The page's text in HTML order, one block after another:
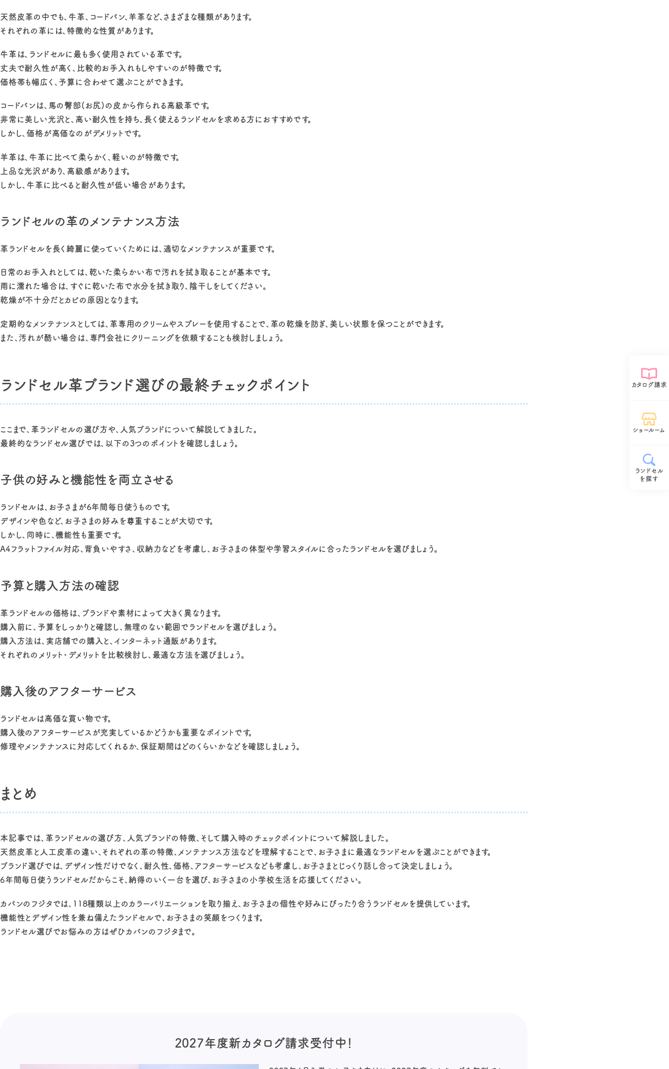
カタログ請求
ショールーム
ランドセル
を探す
天然皮革の中でも、牛革、コードバン、羊革など、さまざまな種類があります。
それぞれの革には、特徴的な性質があります。
牛革は、ランドセルに最も多く使用されている革です。
丈夫で耐久性が高く、比較的お手入れもしやすいのが特徴です。
価格帯も幅広く、予算に合わせて選ぶことができます。
コードバンは、馬の臀部(お尻)の皮から作られる高級革です。
非常に美しい光沢と、高い耐久性を持ち、長く使えるランドセルを求める方におすすめです。
しかし、価格が高価なのがデメリットです。
羊革は、牛革に比べて柔らかく、軽いのが特徴です。
上品な光沢があり、高級感があります。
しかし、牛革に比べると耐久性が低い場合があります。
ランドセルの革のメンテナンス方法
革ランドセルを長く綺麗に使っていくためには、適切なメンテナンスが重要です。
日常のお手入れとしては、乾いた柔らかい布で汚れを拭き取ることが基本です。
雨に濡れた場合は、すぐに乾いた布で水分を拭き取り、陰干しをしてください。
乾燥が不十分だとカビの原因となります。
定期的なメンテナンスとしては、革専用のクリームやスプレーを使用することで、革の乾燥を防ぎ、美しい状態を保つことができます。
また、汚れが酷い場合は、専門会社にクリーニングを依頼することも検討しましょう。
ランドセル革ブランド選びの最終チェックポイント
ここまで、革ランドセルの選び方や、人気ブランドについて解説してきました。
最終的なランドセル選びでは、以下の3つのポイントを確認しましょう。
子供の好みと機能性を両立させる
ランドセルは、お子さまが6年間毎日使うものです。
デザインや色など、お子さまの好みを尊重することが大切です。
しかし、同時に、機能性も重要です。
A4フラットファイル対応、背負いやすさ、収納力などを考慮し、お子さまの体型や学習スタイルに合ったランドセルを選びましょう。
予算と購入方法の確認
革ランドセルの価格は、ブランドや素材によって大きく異なります。
購入前に、予算をしっかりと確認し、無理のない範囲でランドセルを選びましょう。
購入方法は、実店舗での購入と、インターネット通販があります。
それぞれのメリット・デメリットを比較検討し、最適な方法を選びましょう。
購入後のアフターサービス
ランドセルは高価な買い物です。
購入後のアフターサービスが充実しているかどうかも重要なポイントです。
修理やメンテナンスに対応してくれるか、保証期間はどのくらいかなどを確認しましょう。
まとめ
本記事では、革ランドセルの選び方、人気ブランドの特徴、そして購入時のチェックポイントについて解説しました。
天然皮革と人工皮革の違い、それぞれの革の特徴、メンテナンス方法などを理解することで、お子さまに最適なランドセルを選ぶことができます。
ブランド選びでは、デザイン性だけでなく、耐久性、価格、アフターサービスなども考慮し、お子さまとじっくり話し合って決定しましょう。
6年間毎日使うランドセルだからこそ、納得のいく一台を選び、お子さまの小学校生活を応援してください。
カバンのフジタでは、118種類以上のカラーバリエーションを取り揃え、お子さまの個性や好みにぴったり合うランドセルを提供しています。
機能性とデザイン性を兼ね備えたランドセルで、お子さまの笑顔をつくります。
ランドセル選びでお悩みの方はぜひカバンのフジタまで。
2027年度新カタログ請求受付中！